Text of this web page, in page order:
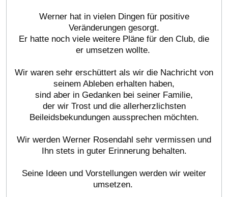
Werner hat in vielen Dingen für positive
Veränderungen gesorgt.
Er hatte noch viele weitere Pläne für den Club, die
er umsetzen wollte.
Wir waren sehr erschüttert als wir die Nachricht von
seinem Ableben erhalten haben,
sind aber in Gedanken bei seiner Familie,
der wir Trost und die allerherzlichsten
Beileidsbekundungen aussprechen möchten.
Wir werden Werner Rosendahl sehr vermissen und
Ihn stets in guter Erinnerung behalten.
Seine Ideen und Vorstellungen werden wir weiter
umsetzen.